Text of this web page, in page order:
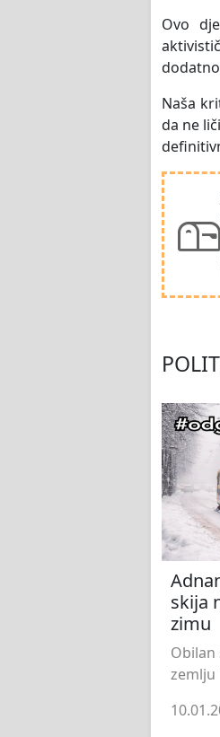
Ovo
Naša
da ne
skija
zimu
Obilan
zemlju